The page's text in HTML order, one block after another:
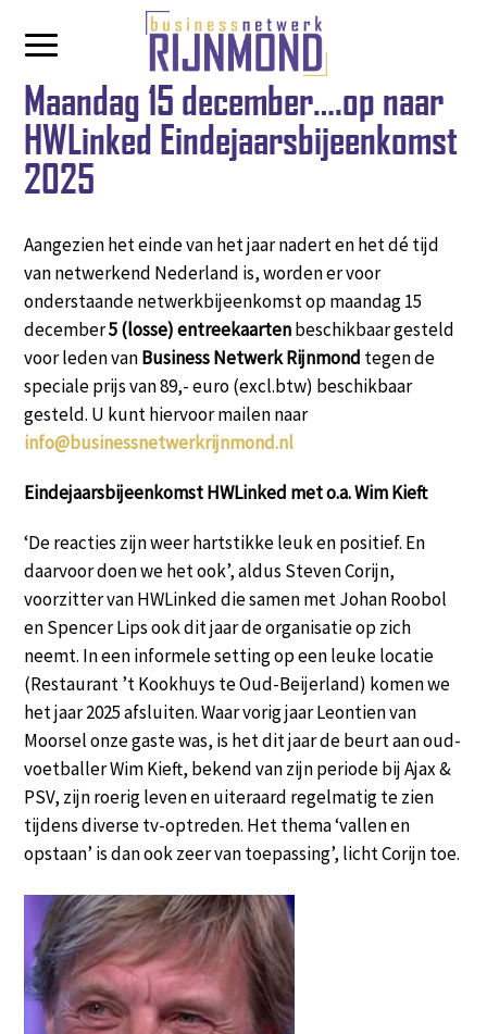
Maandag 15 december….op naar
HWLinked Eindejaarsbijeenkomst
2025
Aangezien het einde van het jaar nadert en het dé tijd
van netwerkend Nederland is, worden er voor
onderstaande netwerkbijeenkomst op maandag 15
december5 (losse) entreekaartenbeschikbaar gesteld
voor leden vanBusiness Netwerk Rijnmond tegen de
speciale prijs van 89,- euro (excl.btw) beschikbaar
gesteld. U kunt hiervoor mailen naar
info@businessnetwerkrijnmond.nl
Eindejaarsbijeenkomst HWLinked met o.a. Wim Kieft
‘De reacties zijn weer hartstikke leuk en positief. En
daarvoor doen we het ook’, aldus Steven Corijn,
voorzitter van HWLinked die samen met Johan Roobol
en Spencer Lips ook dit jaar de organisatie op zich
neemt. In een informele setting op een leuke locatie
(Restaurant ’t Kookhuys te Oud-Beijerland) komen we
het jaar 2025 afsluiten. Waar vorig jaar Leontien van
Moorsel onze gaste was, is het dit jaar de beurt aan oud-
voetballer Wim Kieft, bekend van zijn periode bij Ajax &
PSV, zijn roerig leven en uiteraard regelmatig te zien
tijdens diverse tv-optreden. Het thema ‘vallen en
opstaan’ is dan ook zeer van toepassing’, licht Corijn toe.